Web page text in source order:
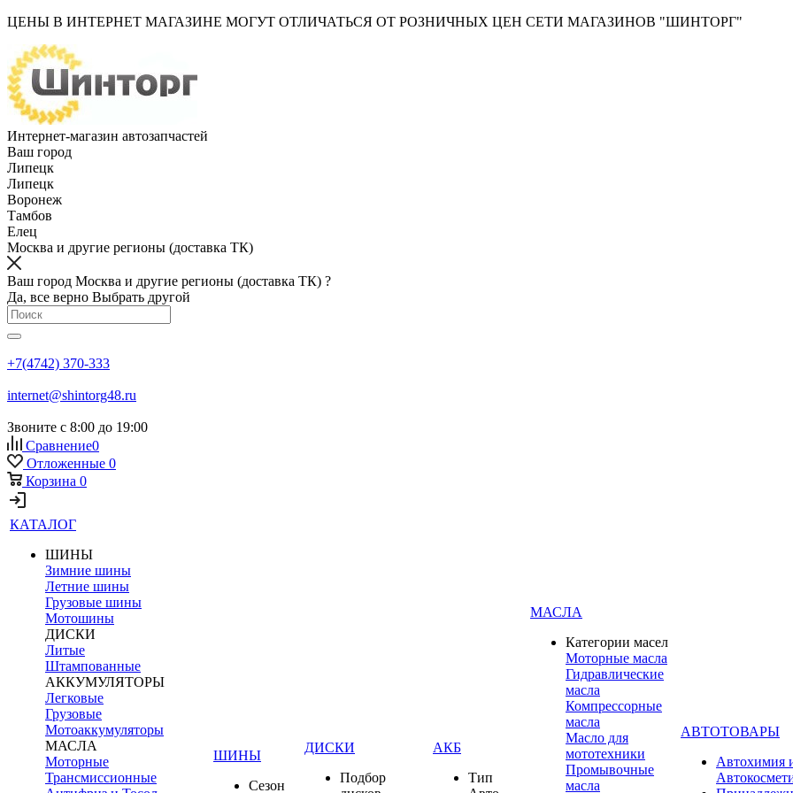
ЦЕНЫ В ИНТЕРНЕТ МАГАЗИНЕ МОГУТ ОТЛИЧАТЬСЯ ОТ РОЗНИЧНЫХ ЦЕН СЕТИ МАГАЗИНОВ "ШИНТОРГ"
Интернет-магазин автозапчастей
Ваш город
Липецк
Липецк
Воронеж
Тамбов
Елец
Москва и другие регионы (доставка ТК)
Ваш город Москва и другие регионы (доставка ТК) ?
Да, все верно Выбрать другой
+7(4742) 370-333
internet@shintorg48.ru
Звоните с 8:00 до 19:00
Сравнение0
Отложенные 0
Корзина 0
КАТАЛОГ
ШИНЫ
Зимние шины
Летние шины
Грузовые шины
Мотошины
ДИСКИ
Литые
Штампованные
АККУМУЛЯТОРЫ
Легковые
Грузовые
Мотоаккумуляторы
МАСЛА
Моторные
Трансмиссионные
ШИНЫ
Сезон
ДИСКИ
Подбор
АКБ
Тип
МАСЛА
Категории масел
Моторные масла
Гидравлические
масла
Компрессорные
масла
Масло для
мототехники
Промывочные
масла
АВТОТОВАРЫ
Автохимия